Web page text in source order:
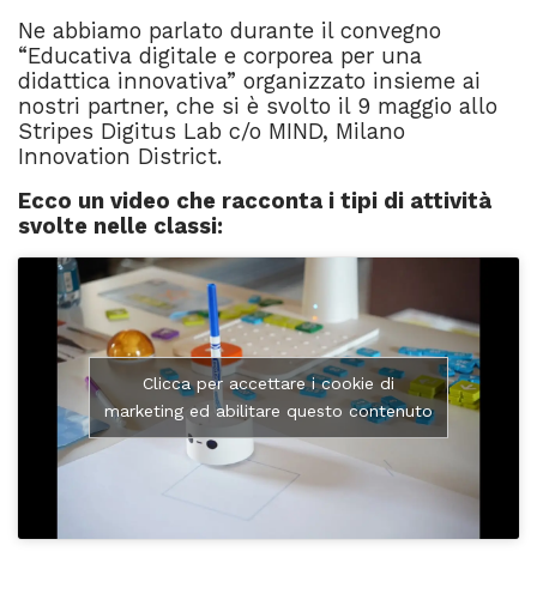
Ne abbiamo parlato durante il convegno
“Educativa digitale e corporea per una
didattica innovativa” organizzato insieme ai
nostri partner, che si è svolto il 9 maggio allo
Stripes Digitus Lab c/o MIND, Milano
Innovation District.
Ecco un video che racconta i tipi di attività
svolte nelle classi:
Clicca per accettare i cookie di
marketing ed abilitare questo contenuto